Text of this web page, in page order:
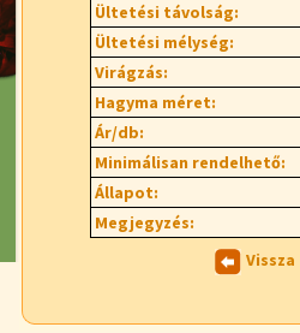
Ültetési távolság:
Ültetési mélység:
Virágzás:
Hagyma méret:
Ár/db:
Minimálisan rendelhető:
Állapot:
Megjegyzés: